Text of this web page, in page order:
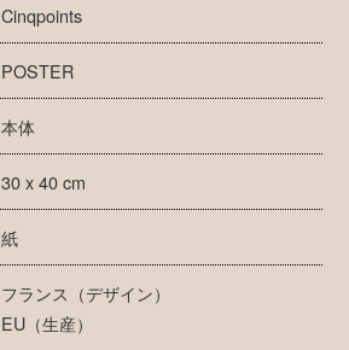
Cinqpoints
POSTER
本体
30 x 40 cm
紙
フランス（デザイン）
EU（生産）